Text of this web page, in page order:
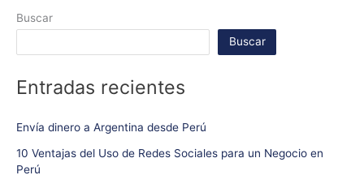
Buscar
Buscar
Entradas recientes
Envía dinero a Argentina desde Perú
10 Ventajas del Uso de Redes Sociales para un Negocio en
Perú